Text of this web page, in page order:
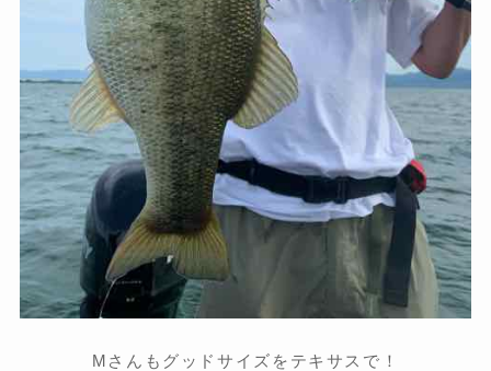
Mさんもグッドサイズをテキサスで！